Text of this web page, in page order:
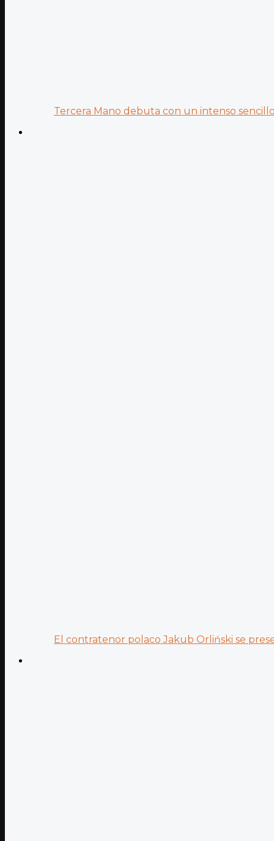
Tercera Mano debuta con un intenso
El contratenor polaco Jakub Orliński se